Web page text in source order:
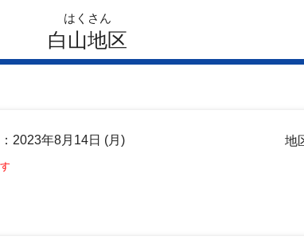
はくさん
白山地区
2023年8月14日 (月) 地